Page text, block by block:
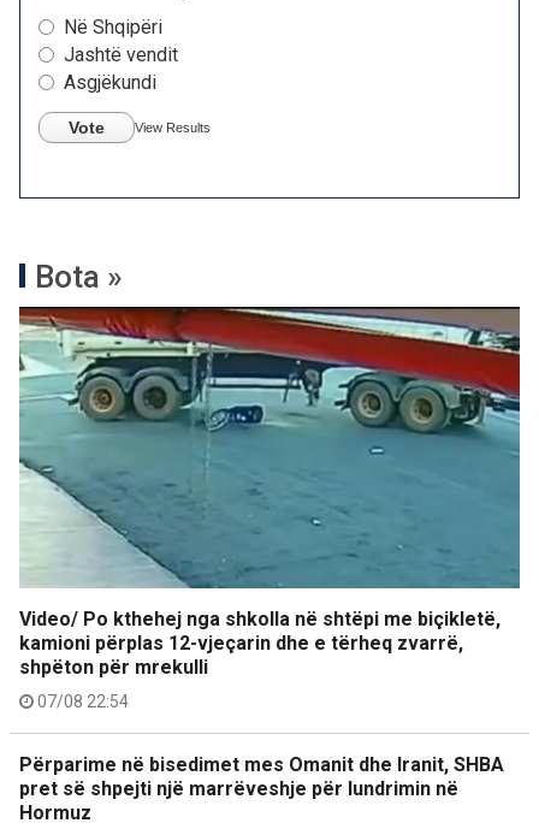
Në Shqipëri
Jashtë vendit
Asgjëkundi
Vote View Results
Bota »
Video/ Po kthehej nga shkolla në shtëpi me biçikletë,
kamioni përplas 12-vjeçarin dhe e tërheq zvarrë,
shpëton për mrekulli
07/08 22:54
Përparime në bisedimet mes Omanit dhe Iranit, SHBA
pret së shpejti një marrëveshje për lundrimin në
Hormuz